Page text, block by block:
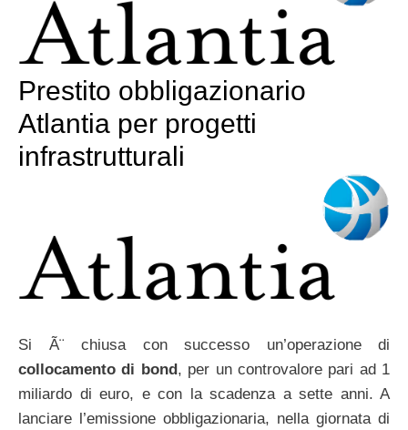
Prestito obbligazionario
Atlantia per progetti
infrastrutturali
Si Ã¨ chiusa con successo un’operazione di
collocamento di bond, per un controvalore pari ad 1
miliardo di euro, e con la scadenza a sette anni. A
lanciare l’emissione obbligazionaria, nella giornata di